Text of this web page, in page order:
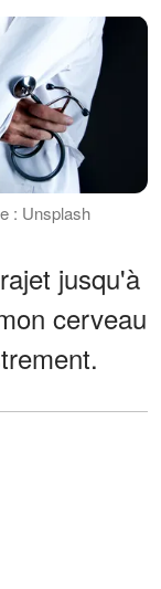
: Unsplash
jusqu'à
cerveau